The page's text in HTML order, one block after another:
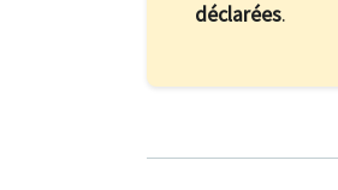
déclarées.